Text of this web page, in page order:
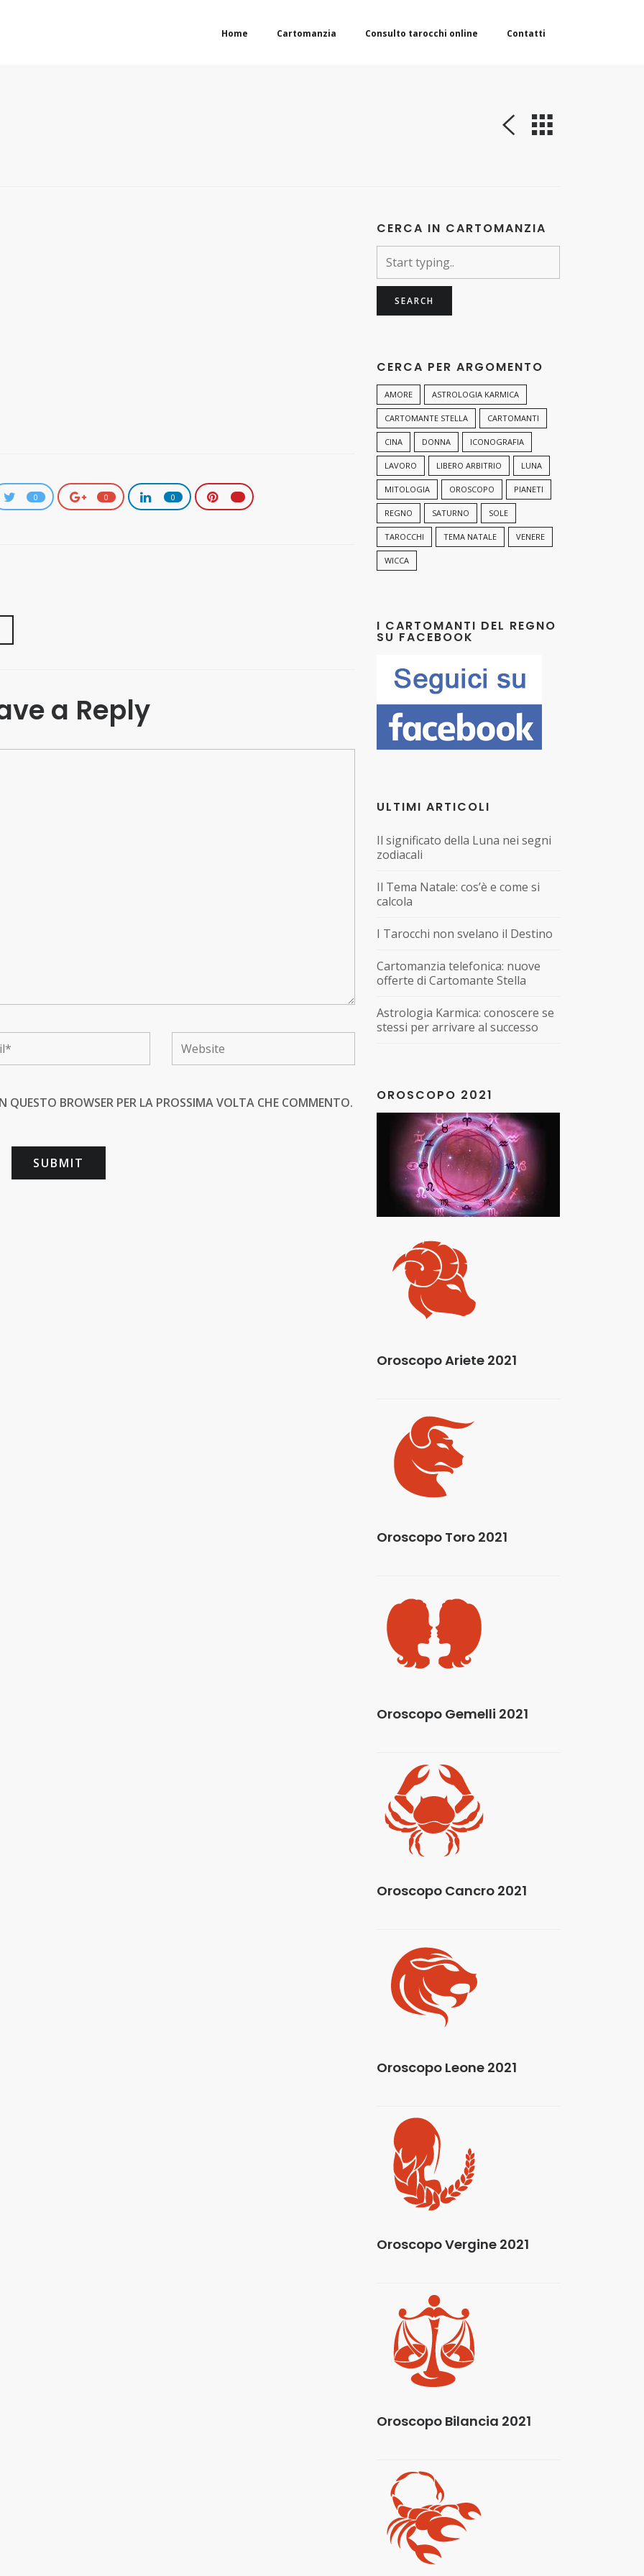
Home Cartomanzia Consulto tarocchi online Contatti
0 0 0
a Reply
QUESTO BROWSER PER LA PROSSIMA VOLTA CHE COMMENTO.
CERCA IN CARTOMANZIA
CERCA PER ARGOMENTO
AMORE ASTROLOGIA KARMICA
CARTOMANTE STELLA CARTOMANTI
CINA DONNA ICONOGRAFIA
LAVORO LIBERO ARBITRIO LUNA
MITOLOGIA OROSCOPO PIANETI
REGNO SATURNO SOLE
TAROCCHI TEMA NATALE VENERE
WICCA
I CARTOMANTI DEL REGNO
SU FACEBOOK
ULTIMI ARTICOLI
Il significato della Luna nei segni
zodiacali
Il Tema Natale: cos’è e come si
calcola
I Tarocchi non svelano il Destino
Cartomanzia telefonica: nuove
offerte di Cartomante Stella
Astrologia Karmica: conoscere se
stessi per arrivare al successo
OROSCOPO 2021
Oroscopo Ariete 2021
Oroscopo Toro 2021
Oroscopo Gemelli 2021
Oroscopo Cancro 2021
Oroscopo Leone 2021
Oroscopo Vergine 2021
Oroscopo Bilancia 2021